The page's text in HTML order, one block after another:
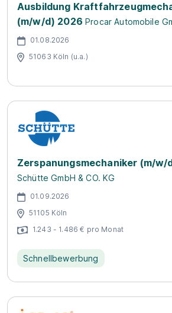
Ausbildung
(m/w/d) 2026 Procar Automobile
01.08.2026
51063 Köln (u.a.)
Zerspanungs­mechaniker (m/w/
Schütte GmbH & CO. KG
01.09.2026
51105 Köln
1.243 - 1.486 € pro Monat
Schnellbewerbung